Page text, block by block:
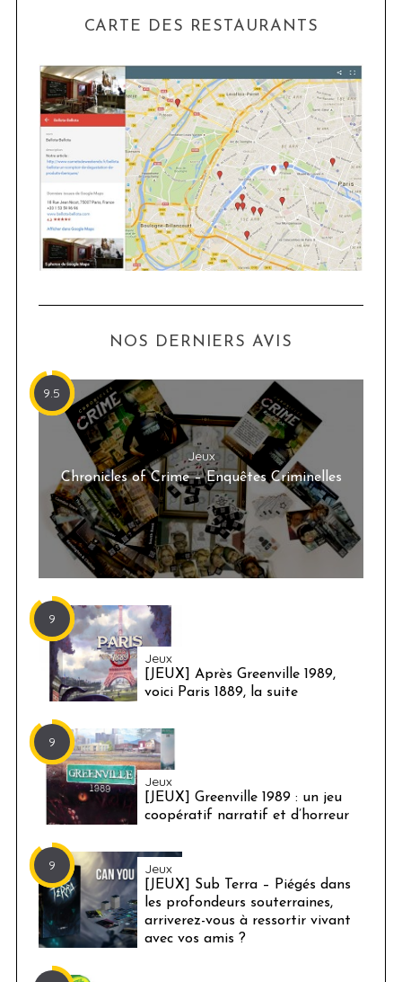
CARTE DES RESTAURANTS
NOS DERNIERS AVIS
9.5
Jeux
Chronicles of Crime – Enquêtes Criminelles
9
Jeux
[JEUX] Après Greenville 1989,
voici Paris 1889, la suite
9
Jeux
[JEUX] Greenville 1989 : un jeu
coopératif narratif et d’horreur
9 Jeux
[JEUX] Sub Terra – Piégés dans
les profondeurs souterraines,
arriverez-vous à ressortir vivant
avec vos amis ?